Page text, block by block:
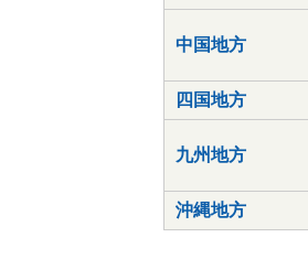
中国地方
四国地方
九州地方
沖縄地方